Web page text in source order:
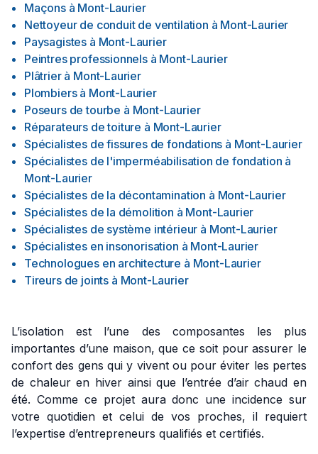
Maçons à Mont-Laurier
Nettoyeur de conduit de ventilation à Mont-Laurier
Paysagistes à Mont-Laurier
Peintres professionnels à Mont-Laurier
Plâtrier à Mont-Laurier
Plombiers à Mont-Laurier
Poseurs de tourbe à Mont-Laurier
Réparateurs de toiture à Mont-Laurier
Spécialistes de fissures de fondations à Mont-Laurier
Spécialistes de l'imperméabilisation de fondation à
Mont-Laurier
Spécialistes de la décontamination à Mont-Laurier
Spécialistes de la démolition à Mont-Laurier
Spécialistes de système intérieur à Mont-Laurier
Spécialistes en insonorisation à Mont-Laurier
Technologues en architecture à Mont-Laurier
Tireurs de joints à Mont-Laurier
L’isolation est l’une des composantes les plus
importantes d’une maison, que ce soit pour assurer le
confort des gens qui y vivent ou pour éviter les pertes
de chaleur en hiver ainsi que l’entrée d’air chaud en
été. Comme ce projet aura donc une incidence sur
votre quotidien et celui de vos proches, il requiert
l’expertise d’entrepreneurs qualifiés et certifiés.